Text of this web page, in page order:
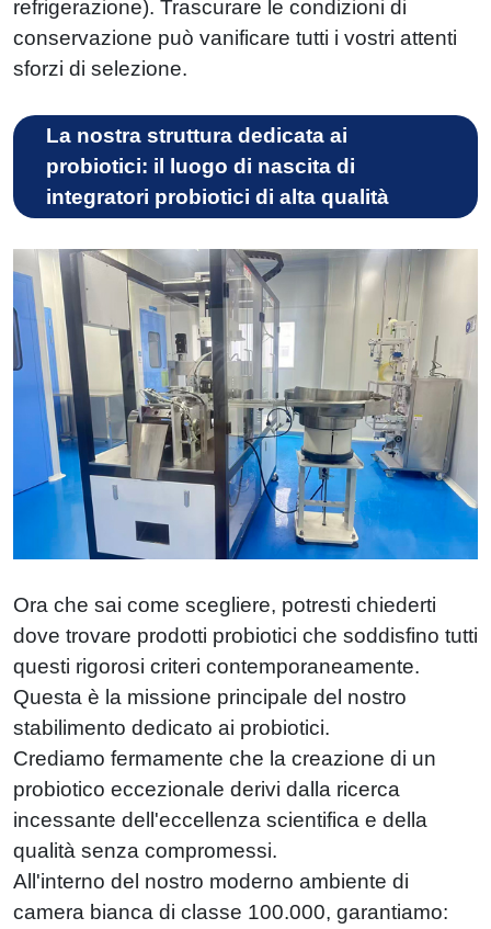
refrigerazione). Trascurare le condizioni di
conservazione può vanificare tutti i vostri attenti
sforzi di selezione.
La nostra struttura dedicata ai
probiotici: il luogo di nascita di
integratori probiotici di alta qualità
Ora che sai come scegliere, potresti chiederti
dove trovare prodotti probiotici che soddisfino tutti
questi rigorosi criteri contemporaneamente.
Questa è la missione principale del nostro
stabilimento dedicato ai probiotici.
Crediamo fermamente che la creazione di un
probiotico eccezionale derivi dalla ricerca
incessante dell'eccellenza scientifica e della
qualità senza compromessi.
All'interno del nostro moderno ambiente di
camera bianca di classe 100.000, garantiamo: